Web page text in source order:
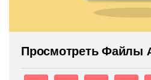
Просмотреть Файлы